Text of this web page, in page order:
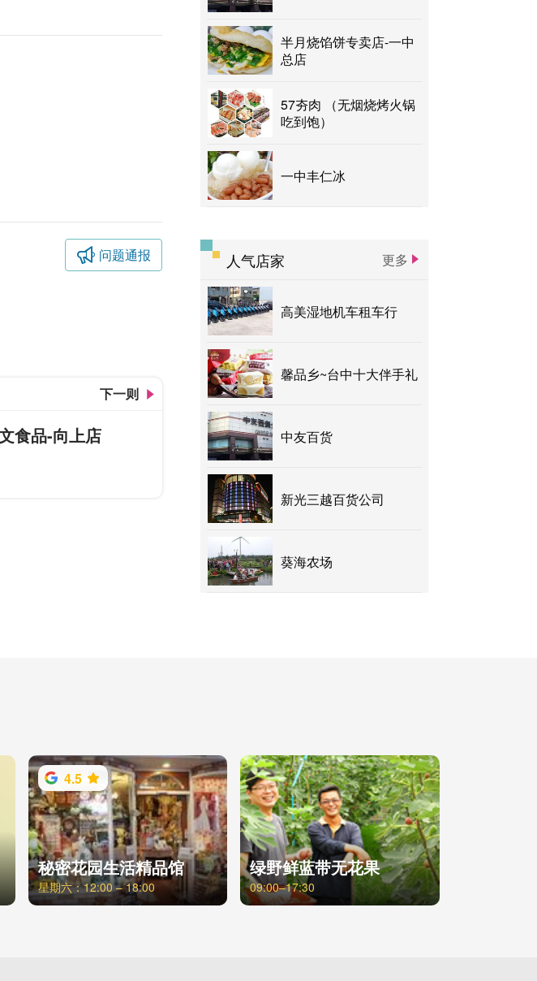
问题通报
下一则
食品-向上店
半月烧馅饼专卖店-一中
总店
57夯肉 （无烟烧烤火锅
吃到饱）
一中丰仁冰
人气店家 更多
高美湿地机车租车行
馨品乡~台中十大伴手礼
中友百货
新光三越百货公司
葵海农场
4.5
秘密花园生活精品馆
星期六：12:00 – 18:00
绿野鲜蓝带无花果
09:00–17:30